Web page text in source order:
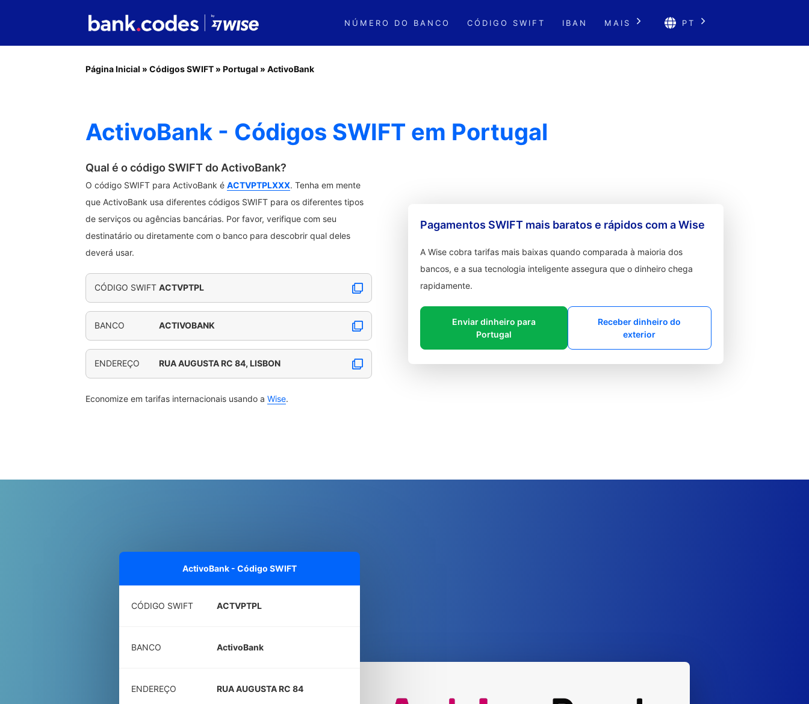
NÚMERO DO BANCO CÓDIGO SWIFT IBAN MAIS PT
Página Inicial » Códigos SWIFT » Portugal » ActivoBank
ActivoBank - Códigos SWIFT em Portugal
Qual é o código SWIFT do ActivoBank?
O código SWIFT para ActivoBank é ACTVPTPLXXX. Tenha em mente
que ActivoBank usa diferentes códigos SWIFT para os diferentes tipos
de serviços ou agências bancárias. Por favor, verifique com seu
destinatário ou diretamente com o banco para descobrir qual deles
deverá usar.
CÓDIGO SWIFT ACTVPTPL
BANCO ACTIVOBANK
ENDEREÇO RUA AUGUSTA RC 84, LISBON
Economize em tarifas internacionais usando a Wise.
Pagamentos SWIFT mais baratos e rápidos com a Wise
A Wise cobra tarifas mais baixas quando comparada à maioria dos
bancos, e a sua tecnologia inteligente assegura que o dinheiro chega
rapidamente.
Enviar dinheiro para
Portugal
Receber dinheiro do
exterior
ActivoBank - Código SWIFT
CÓDIGO SWIFT ACTVPTPL
BANCO ActivoBank
ENDEREÇO RUA AUGUSTA RC 84